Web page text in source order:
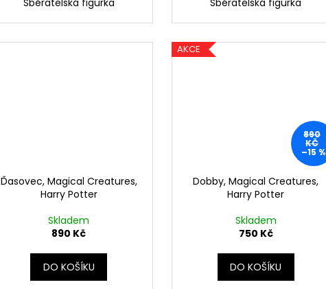
Sběratelská figurka Sběratelská figurka
Ďasovec, Magical Creatures,
Harry Potter
Skladem
890 Kč
DO KOŠÍKU
AKCE
890
KČ
–15 %
Dobby, Magical Creatures,
Harry Potter
Skladem
750 Kč
DO KOŠÍKU